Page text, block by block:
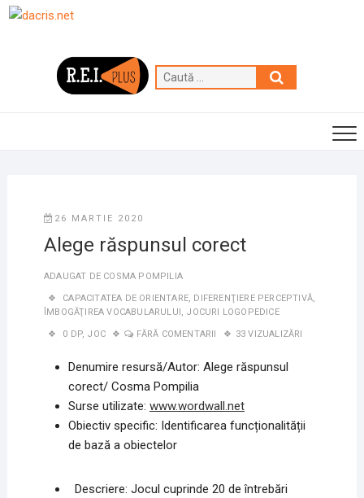
Skip
Caută
…
26 MARTIE 2020
Alege răspunsul corect
ADAUGAT DE COSMA POMPILIA
CAPACITATEA DE ORIENTARE, DIFERENŢIERE PERCEPTIVĂ,
ÎMBOGĂŢIREA VOCABULARULUI, JOCURI LOGOPEDICE
0 DP, JOC FĂRĂ COMENTARII 33 VIZUALIZĂRI
Denumire resursă/Autor: Alege răspunsul
corect/ Cosma Pompilia
Surse utilizate: www.wordwall.net
Obiectiv specific: Identificarea funcționalității
de bază a obiectelor
Descriere: Jocul cuprinde 20 de întrebări